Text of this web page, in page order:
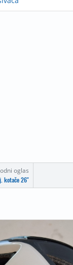
oglas
kotače 26"